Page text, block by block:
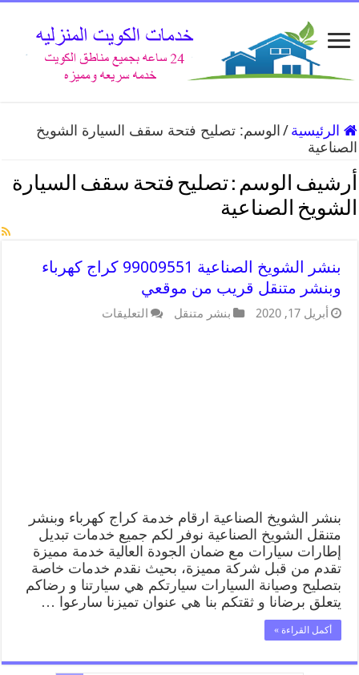
الرئيسية / الوسم:تصليح فتحة سقف السيارة الشويخ
الصناعية
أرشيف الوسم :تصليح فتحة سقف السيارة
الشويخ الصناعية
بنشر الشويخ الصناعية 99009551 كراج كهرباء
وبنشر متنقل قريب من موقعي
أبريل 17, 2020 بنشر متنقل التعليقات
بنشر الشويخ الصناعية ارقام خدمة كراج كهرباء وبنشر
متنقل الشويخ الصناعية نوفر لكم جميع خدمات تبديل
إطارات سيارات مع ضمان الجودة العالية خدمة مميزة
تقدم من قبل شركة مميزة، بحيث نقدم خدمات خاصة
بتصليح وصيانة السيارات سيارتكم هي سيارتنا و رضاكم
يتعلق برضانا و ثقتكم بنا هي عنوان تميزنا سارعوا …
أكمل القراءة »